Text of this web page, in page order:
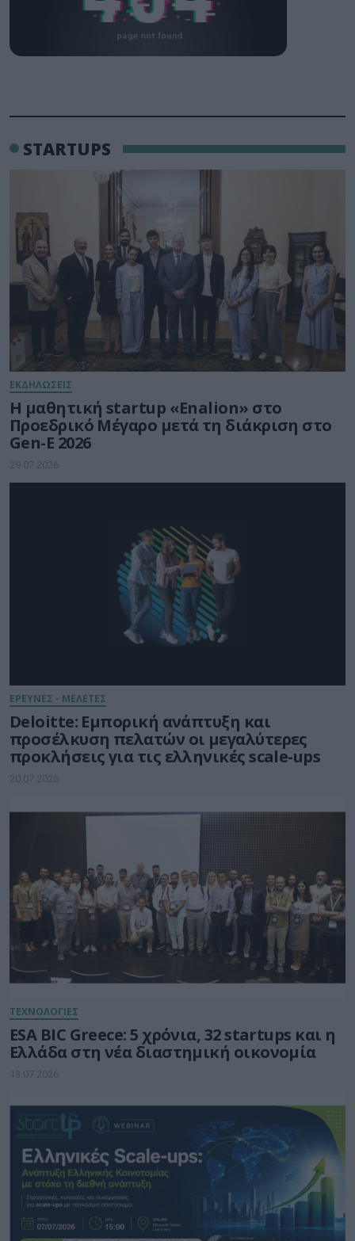
STARTUPS
ΕΚΔΗΛΩΣΕΙΣ
Η μαθητική startup «Enalion» στο
Προεδρικό Μέγαρο μετά τη διάκριση στο
Gen-E 2026
29.07.2026
ΕΡΕΥΝΕΣ - ΜΕΛΕΤΕΣ
Deloitte: Εμπορική ανάπτυξη και
προσέλκυση πελατών οι μεγαλύτερες
προκλήσεις για τις ελληνικές scale-ups
20.07.2026
ΤΕΧΝΟΛΟΓΙΕΣ
ESA BIC Greece: 5 χρόνια, 32 startups και η
Ελλάδα στη νέα διαστημική οικονομία
13.07.2026